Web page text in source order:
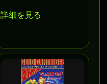
詳細を見る